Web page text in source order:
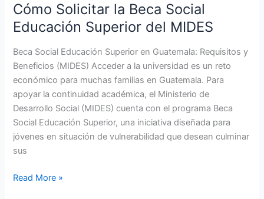
Cómo Solicitar la Beca Social
Educación Superior del MIDES
Beca Social Educación Superior en Guatemala: Requisitos y
Beneficios (MIDES) Acceder a la universidad es un reto
económico para muchas familias en Guatemala. Para
apoyar la continuidad académica, el Ministerio de
Desarrollo Social (MIDES) cuenta con el programa Beca
Social Educación Superior, una iniciativa diseñada para
jóvenes en situación de vulnerabilidad que desean culminar
sus
Read More »